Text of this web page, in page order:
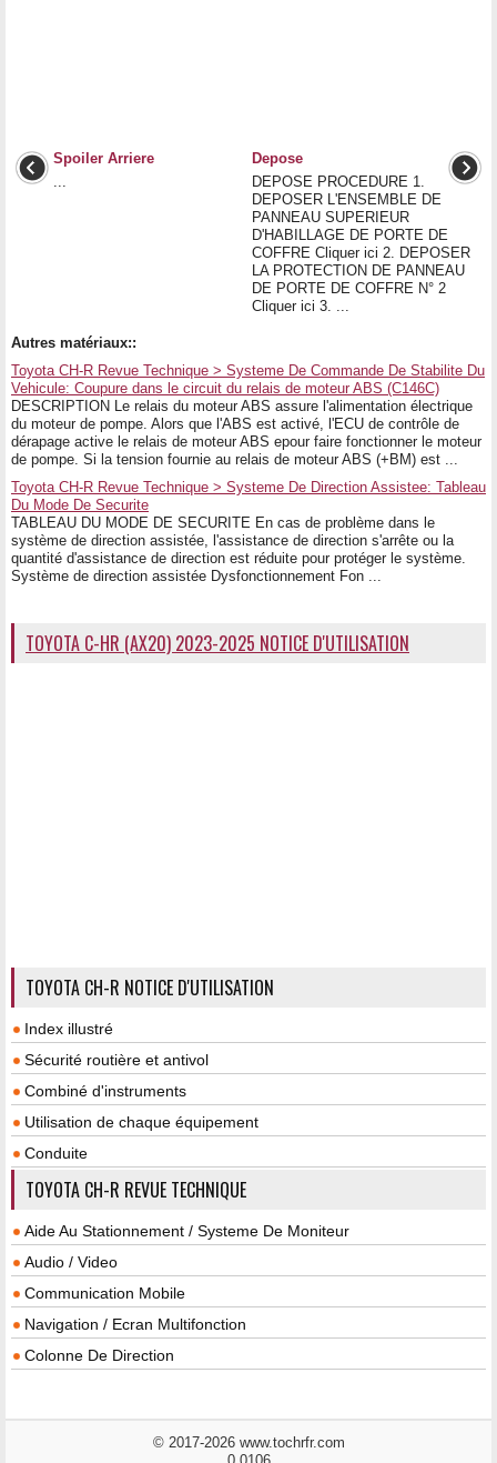
Spoiler Arriere
...
Depose
DEPOSE PROCEDURE 1.
DEPOSER L'ENSEMBLE DE
PANNEAU SUPERIEUR
D'HABILLAGE DE PORTE DE
COFFRE Cliquer ici 2. DEPOSER
LA PROTECTION DE PANNEAU
DE PORTE DE COFFRE N° 2
Cliquer ici 3. ...
Autres matériaux::
Toyota CH-R Revue Technique > Systeme De Commande De Stabilite Du
Vehicule: Coupure dans le circuit du relais de moteur ABS (C146C)
DESCRIPTION Le relais du moteur ABS assure l'alimentation électrique
du moteur de pompe. Alors que l'ABS est activé, l'ECU de contrôle de
dérapage active le relais de moteur ABS epour faire fonctionner le moteur
de pompe. Si la tension fournie au relais de moteur ABS (+BM) est ...
Toyota CH-R Revue Technique > Systeme De Direction Assistee: Tableau
Du Mode De Securite
TABLEAU DU MODE DE SECURITE En cas de problème dans le
système de direction assistée, l'assistance de direction s'arrête ou la
quantité d'assistance de direction est réduite pour protéger le système.
Système de direction assistée Dysfonctionnement Fon ...
TOYOTA C-HR (AX20) 2023-2025 NOTICE D'UTILISATION
TOYOTA CH-R NOTICE D'UTILISATION
Index illustré
Sécurité routière et antivol
Combiné d'instruments
Utilisation de chaque équipement
Conduite
TOYOTA CH-R REVUE TECHNIQUE
Aide Au Stationnement / Systeme De Moniteur
Audio / Video
Communication Mobile
Navigation / Ecran Multifonction
Colonne De Direction
© 2017-2026 www.tochrfr.com